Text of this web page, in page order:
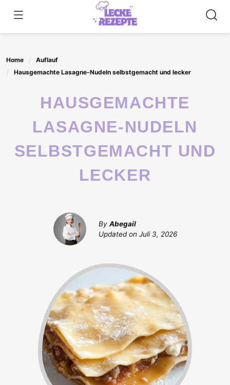
content
Home
Auflauf
Hausgemachte Lasagne-Nudeln selbstgemacht und lecker
HAUSGEMACHTE
LASAGNE-NUDELN
SELBSTGEMACHT UND
LECKER
By Abegail
Updated on Juli 3, 2026